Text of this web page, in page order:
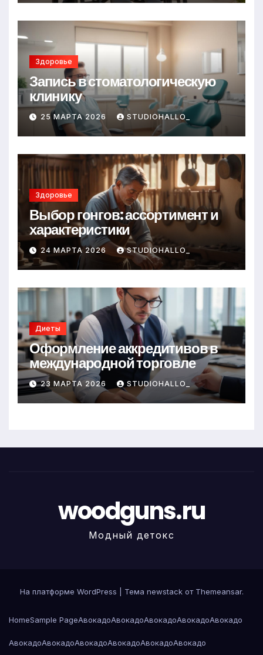
Здоровье
Запись в стоматологическую
клинику
25 МАРТА 2026 STUDIOHALLO_
Здоровье
Выбор гонгов: ассортимент и
характеристики
24 МАРТА 2026 STUDIOHALLO_
Диеты
Оформление аккредитивов в
международной торговле
23 МАРТА 2026 STUDIOHALLO_
woodguns.ru
Модный детокс
На платформе WordPress Тема newstack от Themeansar.
HomeSample PageАвокадоАвокадоАвокадоАвокадоАвокадо
АвокадоАвокадоАвокадоАвокадоАвокадоАвокадо